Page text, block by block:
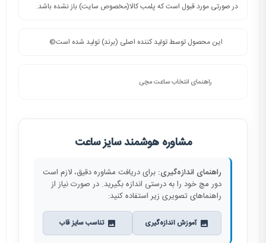
در صورتی مورد قبول است که پلمب کالا(مخصوص سایت) باز نشده باشد.
این محصول توسط تولید کننده اصلی (برند) تولید شده است©️
راهنمای انتخاب ساعت مچی
مشاوره هوشمند سایز ساعت
راهنمای اندازه‌گیری: برای دریافت مشاوره دقیق، لازم است
دور مچ خود را به درستی اندازه بگیرید. در صورت نیاز از
راهنماهای تصویری زیر استفاده کنید:
آموزش اندازه‌گیری تناسب سایز قاب